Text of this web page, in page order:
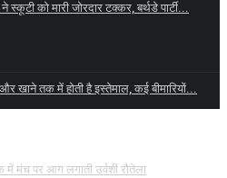
स्कूटी को मारी जोरदार टक्कर, बर्थडे पार्टी...
खाने तक में होती है इस्तेमाल, कई बीमारियों...
में मंच पर आग लगाती उर्वशी रौतेला